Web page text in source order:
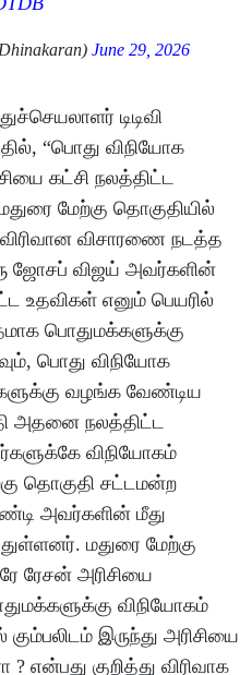
June 29, 2026
டிடிவி
“பொது விநியோக
கட்சி நலத்திட்ட
மேற்கு தொகுதியில்
விசாரணை நடத்த
ஜோசப் விஜய் அவர்களின்
உதவிகள் எனும் பெயரில்
பொதுமக்களுக்கு
பொது விநியோக
வழங்க வேண்டிய
அதனை நலத்திட்ட
விநியோகம்
தொகுதி சட்டமன்ற
அவர்களின் மீது
மதுரை மேற்கு
ரேசன் அரிசியை
விநியோகம்
இருந்து அரிசியை
என்பது குறித்து விரிவாக